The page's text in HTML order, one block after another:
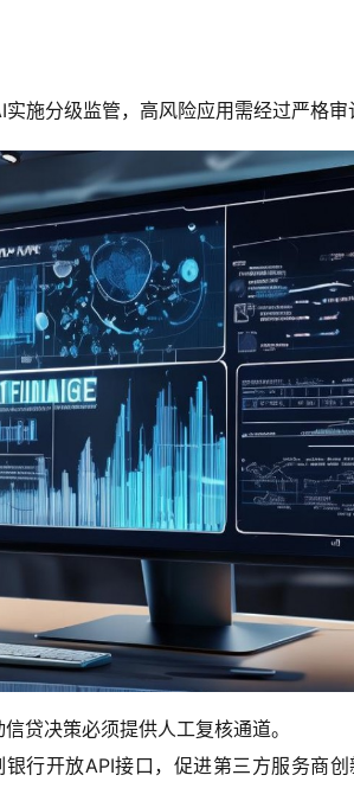
施分级监管，高风险应用需经过严格审
贷决策必须提供人工复核通道。
行开放API接口，促进第三方服务商